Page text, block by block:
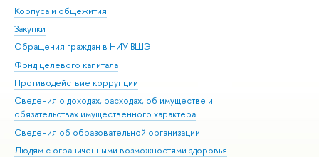
Корпуса и общежития
Закупки
Обращения граждан в НИУ ВШЭ
Фонд целевого капитала
Противодействие коррупции
Сведения о доходах, расходах, об имуществе и
обязательствах имущественного характера
Сведения об образовательной организации
Людям с ограниченными возможностями здоровья